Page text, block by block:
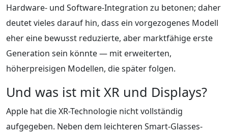
Hardware- und Software-Integration zu betonen; daher
deutet vieles darauf hin, dass ein vorgezogenes Modell
eher eine bewusst reduzierte, aber marktfähige erste
Generation sein könnte — mit erweiterten,
höherpreisigen Modellen, die später folgen.
Und was ist mit XR und Displays?
Apple hat die XR-Technologie nicht vollständig
aufgegeben. Neben dem leichteren Smart-Glasses-